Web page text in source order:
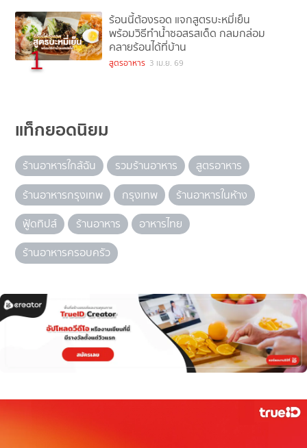
1
ร้อนนี้ต้องรอด แจกสูตรบะหมี่เย็น
พร้อมวิธีทำน้ำซอสรสเด็ด กลมกล่อม
คลายร้อนได้ที่บ้าน
สูตรอาหาร 3 เม.ย. 69
แท็กยอดนิยม
ร้านอาหารใกล้ฉัน รวมร้านอาหาร
สูตรอาหาร
ร้านอาหารกรุงเทพ
กรุงเทพ
ร้านอาหารในห้าง
ฟู้ดทิปส์
ร้านอาหาร
อาหารไทย
ร้านอาหารครอบครัว